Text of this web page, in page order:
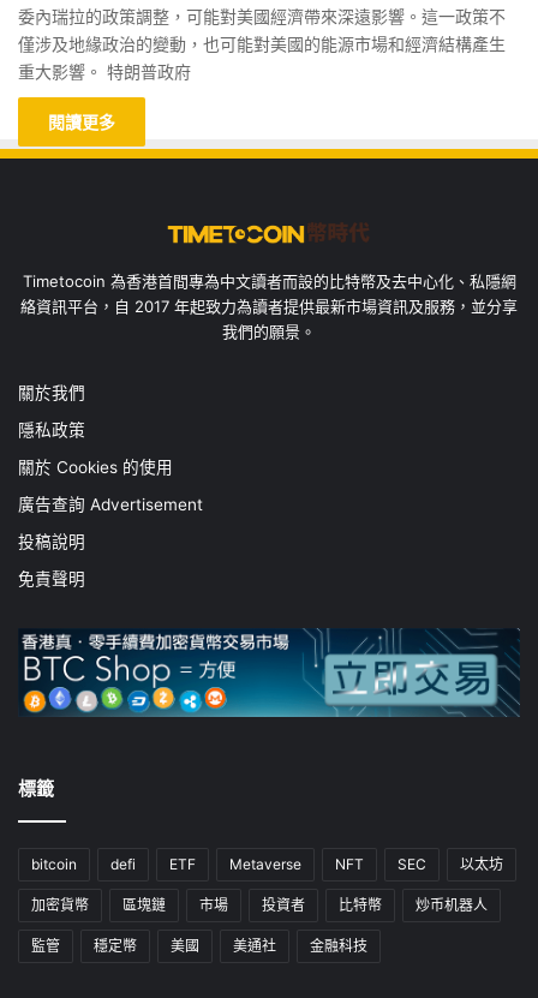
委內瑞拉的政策調整，可能對美國經濟帶來深遠影響。這一政策不
僅涉及地緣政治的變動，也可能對美國的能源市場和經濟結構產生
重大影響。 特朗普政府
閱讀更多
Timetocoin 為香港首間專為中文讀者而設的比特幣及去中心化、私隱網
絡資訊平台，自 2017 年起致力為讀者提供最新市場資訊及服務，並分享
我們的願景。
關於我們
隱私政策
關於 Cookies 的使用
廣告查詢 Advertisement
投稿說明
免責聲明
標籤
bitcoin defi ETF Metaverse NFT SEC 以太坊
加密貨幣 區塊鏈 市場 投資者 比特幣 炒币机器人
監管 穩定幣 美國 美通社 金融科技